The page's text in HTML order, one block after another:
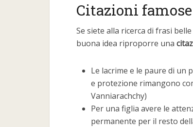
Citazioni famose
Se siete alla ricerca di frasi
buona idea riproporre una
Le lacrime e le paure di un
e protezione rimangono
Vanniarachchy)
Per una figlia avere le
permanente per il resto